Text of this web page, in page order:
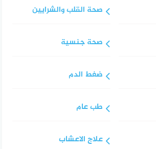
صحة القلب والشرايين
صحة جنسية
ضغط الدم
طب عام
علاج الاعشاب